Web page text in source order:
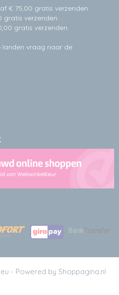
€ 75,00 gratis verzenden.
gratis verzenden.
gratis verzenden.
landen vraag naar de
- Powered by Shoppagina.nl